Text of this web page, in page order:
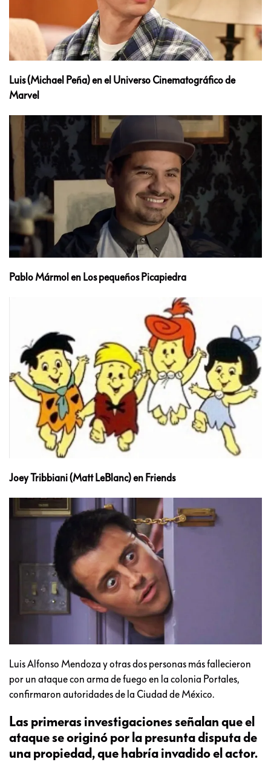
Luis (Michael Peña) en el Universo Cinematográfico de
Marvel
Pablo Mármol en Los pequeños Picapiedra
Joey Tribbiani (Matt LeBlanc) en Friends
Luis Alfonso Mendoza y otras dos personas más fallecieron
por un ataque con arma de fuego en la colonia Portales,
confirmaron autoridades de la Ciudad de México.
Las primeras investigaciones señalan que el
ataque se originó por la presunta disputa de
una propiedad, que habría invadido el actor.